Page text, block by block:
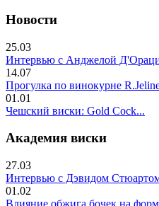
Новости
25.03
Интервью с Анджелой
14.07
Прогулка по винокурне
01.01
Чешский виски: Gold Cock...
Академия виски
27.03
Интервью с Дэвидом
01.02